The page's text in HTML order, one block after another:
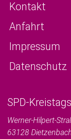
Kontakt
Anfahrt
Impressum
Datenschutz
SPD-
Werner-Hilpert-
63128